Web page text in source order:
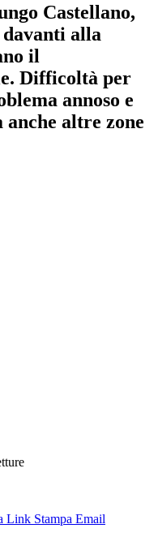
Castellano,
davanti alla
il
Difficoltà per
annoso e
altre zone
Link Stampa Email